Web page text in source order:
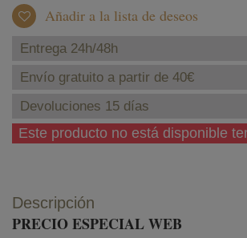
Añadir a la lista de deseos
Entrega 24h/48h
Envío gratuito a partir de 40€
Devoluciones 15 días
Este producto no está disponible
Descripción
PRECIO ESPECIAL WEB